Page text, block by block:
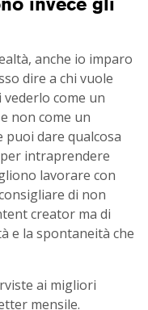
anche io imparo
dire a chi vuole
come un
non come un
puoi dare qualcosa
intraprendere
lavorare con
di non
creator ma di
e la spontaneità che
ai migliori
mensile.